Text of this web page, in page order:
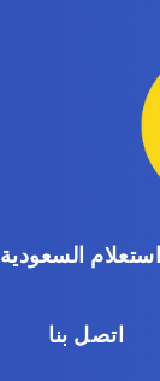
استعلام السعودية
اتصل بنا